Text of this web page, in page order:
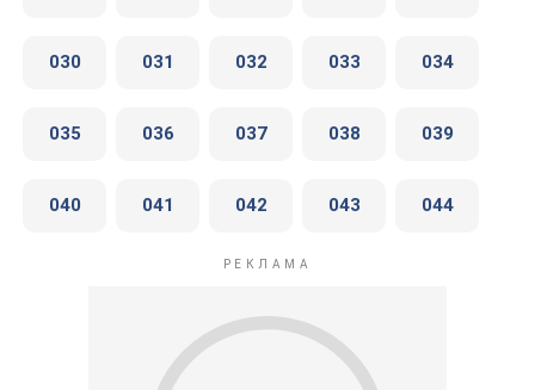
030 031 032 033 034
035 036 037 038 039
040 041 042 043 044